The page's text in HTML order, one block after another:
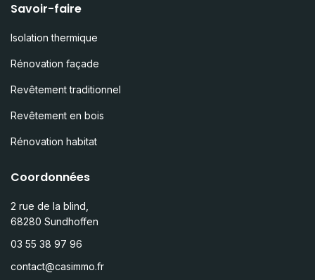
Savoir-faire
Isolation thermique
Rénovation façade
Revêtement traditionnel
Revêtement en bois
Rénovation habitat
Coordonnées
2 rue de la blind,
68280 Sundhoffen
03 55 38 97 96
contact@casimmo.fr